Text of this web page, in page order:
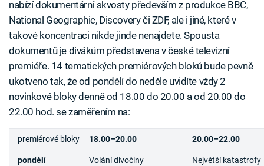
nabízí dokumentární skvosty především z produkce BBC,
National Geographic, Discovery či ZDF, ale i jiné, které v
takové koncentraci nikde jinde nenajdete. Spousta
dokumentů je divákům představena v české televizní
premiéře. 14 tematických premiérových bloků bude pevně
ukotveno tak, že od pondělí do neděle uvidíte vždy 2
novinkové bloky denně od 18.00 do 20.00 a od 20.00 do
22.00 hod. se zaměřením na:
premiérové bloky 18.00–20.00 20.00–22.00
pondělí Volání divočiny Největší katastrofy